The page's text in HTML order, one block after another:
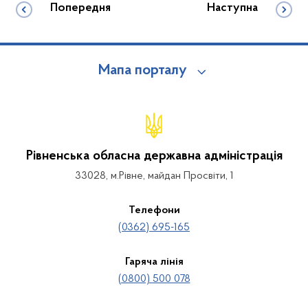
Попередня Наступна
Мапа порталу
Рівненська обласна державна адміністрація
33028, м.Рівне, майдан Просвіти, 1
Телефони
(0362) 695-165
Гаряча лінія
(0800) 500 078